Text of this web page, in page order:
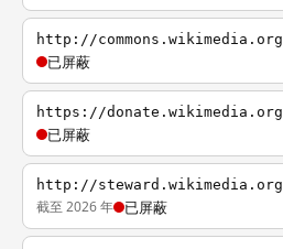
http://commons.wikimedia.org
已屏蔽
https://donate.wikimedia.org
已屏蔽
http://steward.wikimedia.org
截至 2026 年 已屏蔽